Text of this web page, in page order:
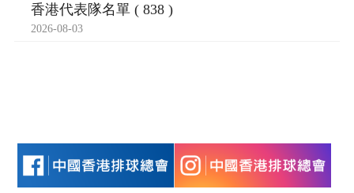
香港代表隊名單 ( 838 )
2026-08-03